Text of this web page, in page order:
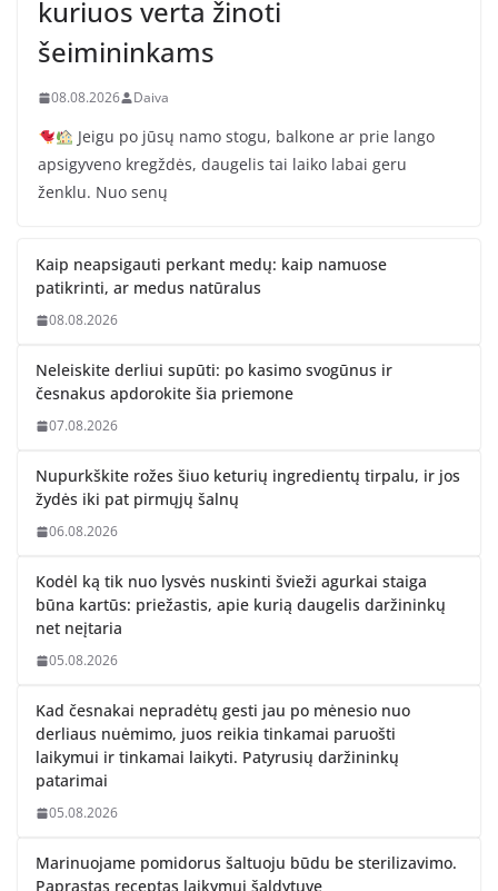
kuriuos verta žinoti
šeimininkams
08.08.2026 Daiva
Jeigu po jūsų namo stogu, balkone ar prie lango
apsigyveno kregždės, daugelis tai laiko labai geru
ženklu. Nuo senų
Kaip neapsigauti perkant medų: kaip namuose
patikrinti, ar medus natūralus
08.08.2026
Neleiskite derliui supūti: po kasimo svogūnus ir
česnakus apdorokite šia priemone
07.08.2026
Nupurkškite rožes šiuo keturių ingredientų tirpalu, ir jos
žydės iki pat pirmųjų šalnų
06.08.2026
Kodėl ką tik nuo lysvės nuskinti švieži agurkai staiga
būna kartūs: priežastis, apie kurią daugelis daržininkų
net neįtaria
05.08.2026
Kad česnakai nepradėtų gesti jau po mėnesio nuo
derliaus nuėmimo, juos reikia tinkamai paruošti
laikymui ir tinkamai laikyti. Patyrusių daržininkų
patarimai
05.08.2026
Marinuojame pomidorus šaltuoju būdu be sterilizavimo.
Paprastas receptas laikymui šaldytuve